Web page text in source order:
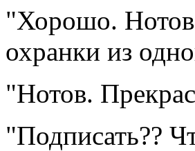
"Хорошо.
охранки из
"Нотов.
"Подписать??